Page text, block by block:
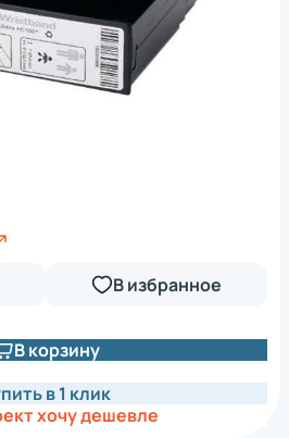
В избранное
В корзину
в 1 клик
хочу дешевле